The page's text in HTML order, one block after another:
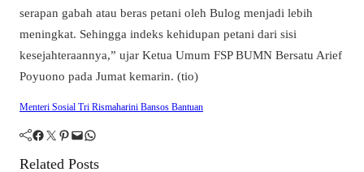
serapan gabah atau beras petani oleh Bulog menjadi lebih
meningkat. Sehingga indeks kehidupan petani dari sisi
kesejahteraannya,” ujar Ketua Umum FSP BUMN Bersatu Arief
Poyuono pada Jumat kemarin. (tio)
Menteri Sosial Tri Rismaharini Bansos Bantuan
Facebook Twitter Pinterest Mail WhatsApp
Related Posts